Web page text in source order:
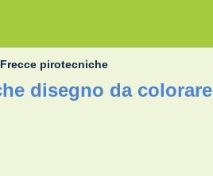
Frecce pirotecniche
disegno da colorare